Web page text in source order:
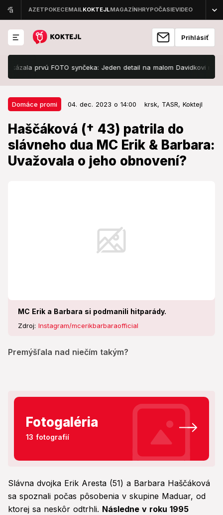
Prihlásiť
prvú FOTO synčeka: Jeden detail na malom Davidkovi
Domáce promi 04. dec. 2023 o 14:00 krsk, TASR, Koktejl
Haščáková († 43) patrila do
slávneho dua MC Erik & Barbara:
Uvažovala o jeho obnovení?
MC Erik a Barbara si podmanili hitparády.
Zdroj: Instagram/mcerikbarbaraofficial
Premýšľala nad niečím takým?
Domáce promi 04. dec. 2023 o 14:00
Haščáková († 43) patrila do
slávneho dua MC Erik & Barbara:
Uvažovala o jeho obnovení?
Fotogaléria
13 fotografií
Slávna dvojka Erik Aresta (51) a Barbara Haščáková
sa spoznali počas pôsobenia v skupine Maduar, od
ktorej sa neskôr odtrhli. Následne v roku 1995